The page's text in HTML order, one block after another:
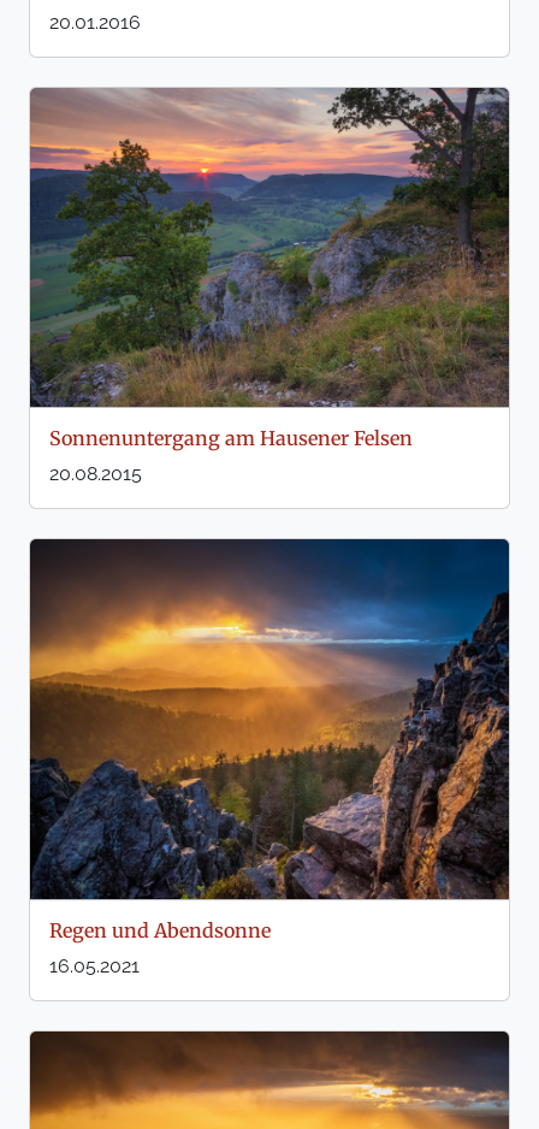
20.01.2016
Sonnenuntergang am Hausener Felsen
20.08.2015
Regen und Abendsonne
16.05.2021